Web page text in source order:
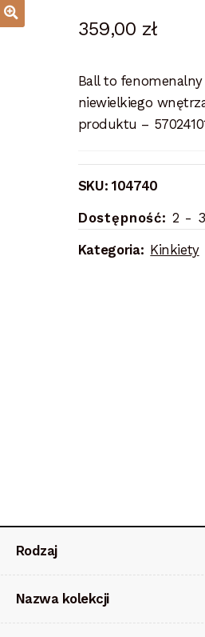
359,00 zł
Ball to
niewielkiego
produktu –
SKU: 104740
Dostępność: 2 -
Kategoria: Kinkiety
Rodzaj
Nazwa kolekcji